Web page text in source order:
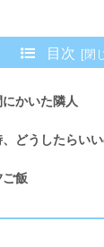
目次
かいた隣人
どうしたらい
飯